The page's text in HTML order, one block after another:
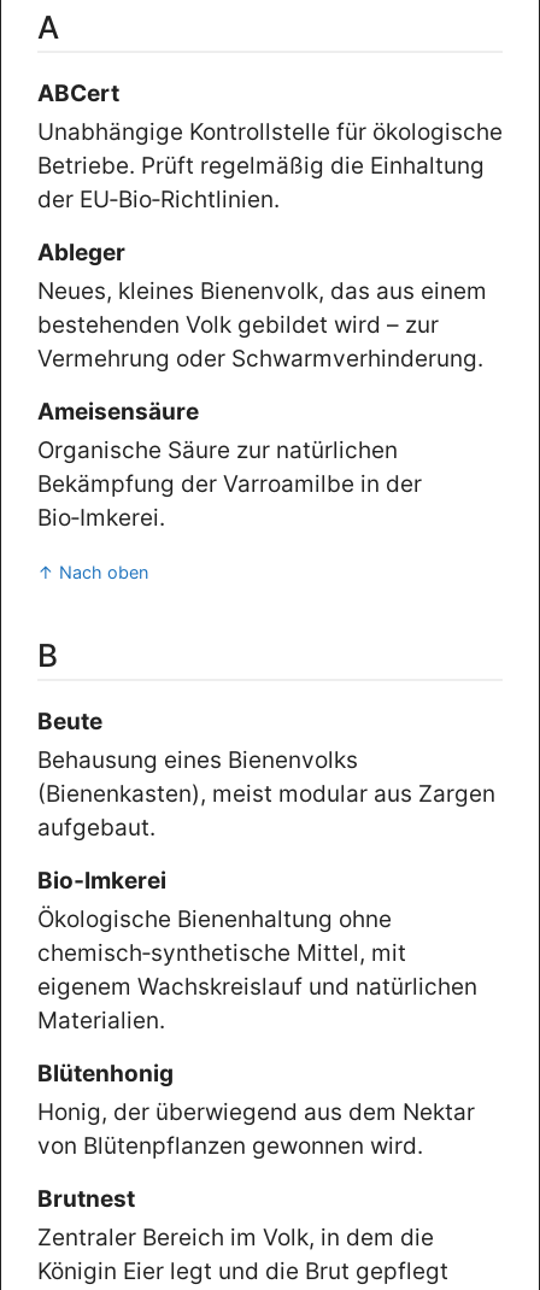
A
ABCert
Unabhängige Kontrollstelle für ökologische
Betriebe. Prüft regelmäßig die Einhaltung
der EU‑Bio‑Richtlinien.
Ableger
Neues, kleines Bienenvolk, das aus einem
bestehenden Volk gebildet wird – zur
Vermehrung oder Schwarmverhinderung.
Ameisensäure
Organische Säure zur natürlichen
Bekämpfung der Varroamilbe in der
Bio‑Imkerei.
↑ Nach oben
B
Beute
Behausung eines Bienenvolks
(Bienenkasten), meist modular aus Zargen
aufgebaut.
Bio‑Imkerei
Ökologische Bienenhaltung ohne
chemisch‑synthetische Mittel, mit
eigenem Wachskreislauf und natürlichen
Materialien.
Blütenhonig
Honig, der überwiegend aus dem Nektar
von Blütenpflanzen gewonnen wird.
Brutnest
Zentraler Bereich im Volk, in dem die
Königin Eier legt und die Brut gepflegt